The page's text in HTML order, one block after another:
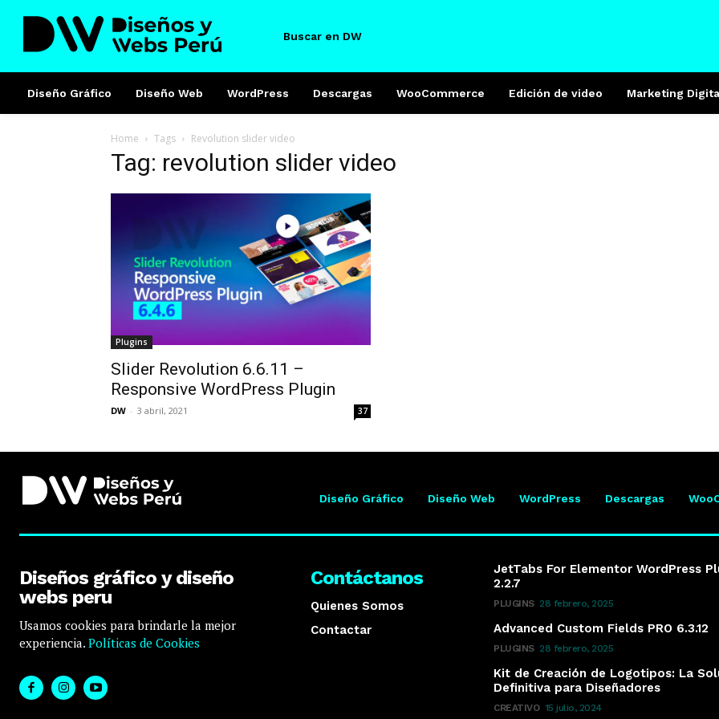
Buscar en DW
Diseño Gráfico Diseño Web WordPress Descargas WooCommerce Edición de video Marketing
Home Tags Revolution slider video
Tag: revolution slider video
Plugins
Slider Revolution 6.6.11 –
Responsive WordPress Plugin
DW - 3 abril, 2021 37
Diseño Gráfico Diseño Web WordPress Descargas
Diseños gráfico y diseño
webs peru
Usamos cookies para brindarle la mejor
experiencia. Políticas de Cookies
Contáctanos
Quienes Somos
Contactar
JetTabs For Elementor WordPress
2.2.7
PLUGINS 28 febrero, 2025
Advanced Custom Fields PRO 6.3.12
PLUGINS 28 febrero, 2025
Kit de Creación de Logotipos: La
Definitiva para Diseñadores
CREATIVO 15 julio, 2024